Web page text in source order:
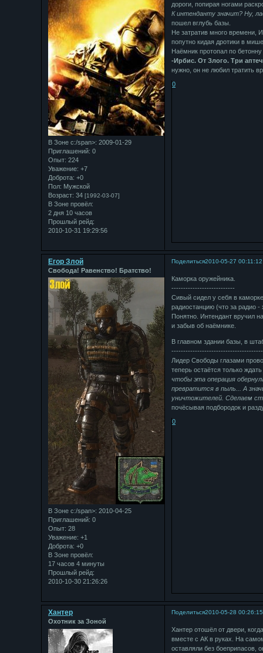
В Зоне с:/span>: 2009-01-29
Приглашений: 0
Опыт: 224
Уважение: +7
Доброта: +0
Пол: Мужской
Возраст: 34 [1992-03-07]
В Зоне провёл:
2 дня 10 часов
Прошлый рейд:
2010-10-31 19:29:56
дороги, попирая ногами
К интенданту значит? Ну,
пошел вглубь базы.
Не затратив много времени,
попутно кидая дротики в
Наёмник протопал по
-Ирбис. От Злого. Три
нужно, он не любил тратить
0
Поделиться2010-05-27 00:11:12
Егор Злой
Свобода! Равенство! Братство!
В Зоне с:/span>: 2010-04-25
Приглашений: 0
Опыт: 28
Уважение: +1
Доброта: +0
В Зоне провёл:
17 часов 4 минуты
Прошлый рейд:
2010-10-30 21:26:26
Каморка оружейника.
---------------------------
Сивый сидел у себя в
радиостанцию (что за радио
Понятно. Интендант вручил
и забыв об наёмнике.
В главном здании базы, в
Лидер Свободы глазами
теперь остаётся только
чтобы эта операция
превратится в пыль... А
уничтожителей. Сделаем
почёсывая подбородок и
0
Поделиться2010-05-28 00:26:15
Хантер
Охотник за Зоной
Хантер отошёл от двери,
вместе с АК в руках. На
оставляли без боеприпасов,